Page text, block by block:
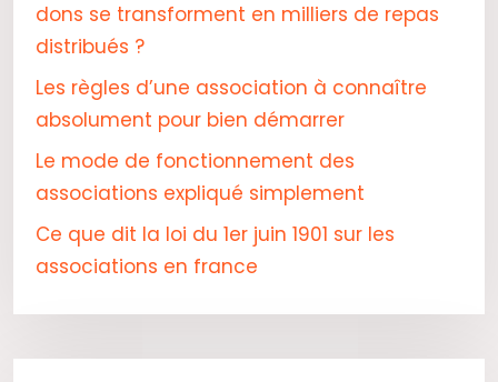
dons se transforment en milliers de repas
distribués ?
Les règles d’une association à connaître
absolument pour bien démarrer
Le mode de fonctionnement des
associations expliqué simplement
Ce que dit la loi du 1er juin 1901 sur les
associations en france